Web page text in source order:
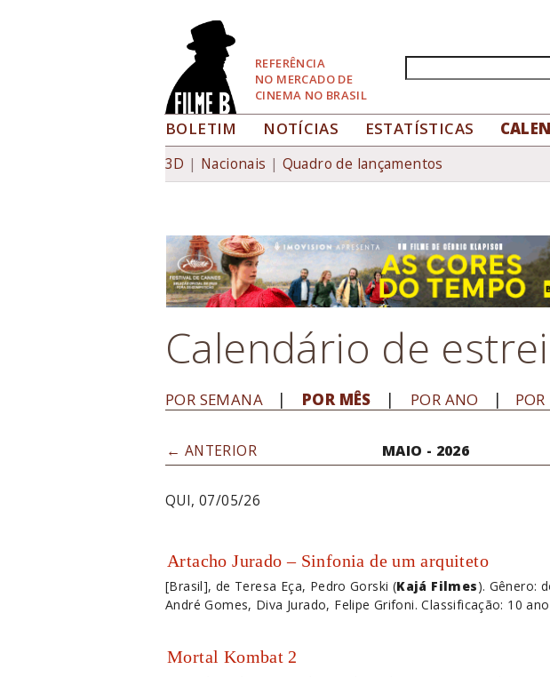
REFERÊNCIA
NO MERCADO DE
CINEMA NO BRASIL
Formulário de
BOLETIM NOTÍCIAS ESTATÍSTICAS
3D Nacionais Quadro de lançamentos
Você está aqui
Home | Calendário de estreias
Calendário de
POR SEMANA POR MÊS POR ANO
← ANTERIOR MAIO - 2026
QUI, 07/05/26
Artacho Jurado – Sinfonia de um arquiteto
[Brasil], de Teresa Eça, Pedro Gorski (Kajá Filmes). Gênero:
André Gomes, Diva Jurado, Felipe Grifoni. Classificação: 10
Mortal Kombat 2